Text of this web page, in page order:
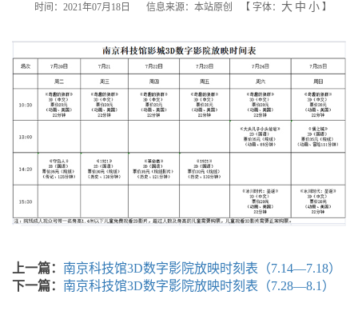
时间：2021年07月18日 信息来源：本站原创 【 字体： 大 中 小 】
上一篇： 南京科技馆3D数字影院放映时刻表（7.14—7.18）
下一篇： 南京科技馆3D数字影院放映时刻表（7.28—8.1）